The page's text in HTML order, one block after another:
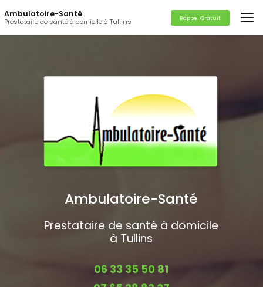
au
contenu
principal
Ambulatoire-Santé
Prestataire de santé à domicile à Tullins Rappel Gratuit
Ambulatoire-Santé
Prestataire de santé à domicile
à Tullins
06 33 35 50 81